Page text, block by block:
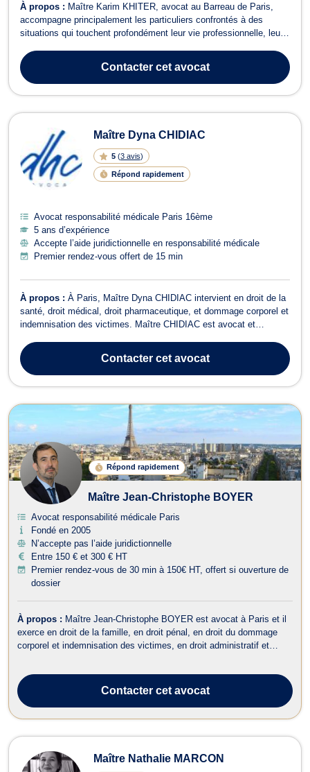
À propos : Maître Karim KHITER, avocat au Barreau de Paris,
accompagne principalement les particuliers confrontés à des
situations qui touchent profondément leur vie professionnelle, leur
santé, dommage corporel, ainsi qu'en droit de la famille, avec une
appro...
Contactercet avocat
Maître Dyna CHIDIAC
5 (3 avis)
Répond rapidement
Avocat responsabilité médicale Paris 16ème
5 ans d’expérience
Accepte l’aide juridictionnelle en responsabilité médicale
Premier rendez-vous offert de 15 min
À propos : À Paris, Maître Dyna CHIDIAC intervient en droit de la
santé, droit médical, droit pharmaceutique, et dommage corporel et
indemnisation des victimes. Maître CHIDIAC est avocat et
dans chaque dossier et traite chaque affaire de manière
personnalisée. Le Cabinet vo...
Contactercet avocat
Répond rapidement
Maître Jean-Christophe BOYER
Avocat responsabilité médicale Paris
Fondé en 2005
N’accepte pas l’aide juridictionnelle
Entre 150 € et 300 € HT
Premier rendez-vous de 30 min à 150€ HT, offert si ouverture de
dossier
À propos : Maître Jean-Christophe BOYER est avocat à Paris et il
exerce en droit de la famille, en droit pénal, en droit du dommage
corporel et indemnisation des victimes, en droit administratif et
ques...
Contactercet avocat
Maître Nathalie MARCON